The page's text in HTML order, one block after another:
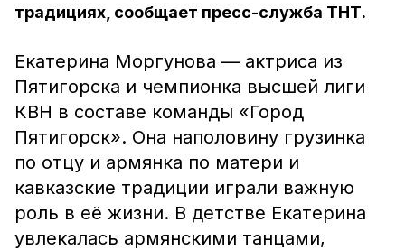
традициях, сообщает пресс-служба ТНТ.
Екатерина Моргунова — актриса из
Пятигорска и чемпионка высшей лиги
КВН в составе команды «Город
Пятигорск». Она наполовину грузинка
по отцу и армянка по матери и
кавказские традиции играли важную
роль в её жизни. В детстве Екатерина
увлекалась армянскими танцами,